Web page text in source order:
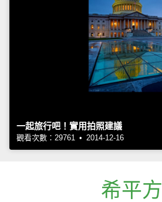
一起旅行吧！實用拍照建議
觀看次數：29761 • 2014-12-16
希平方